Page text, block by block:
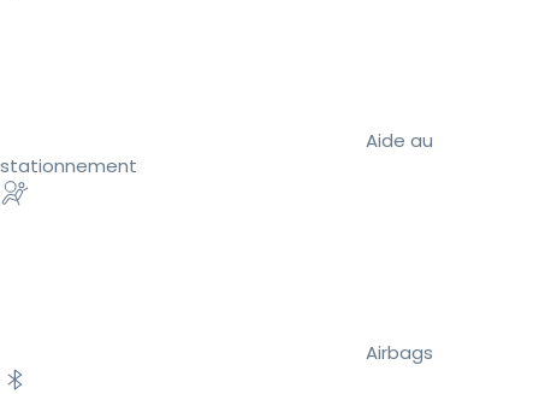
Aide au
stationnement
Airbags